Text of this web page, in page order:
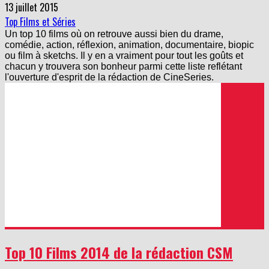
13 juillet 2015
Top Films et Séries
Un top 10 films où on retrouve aussi bien du drame,
comédie, action, réflexion, animation, documentaire, biopic
ou film à sketchs. Il y en a vraiment pour tout les goûts et
chacun y trouvera son bonheur parmi cette liste reflétant
l'ouverture d'esprit de la rédaction de CineSeries.
Top 10 Films 2014 de la rédaction CSM